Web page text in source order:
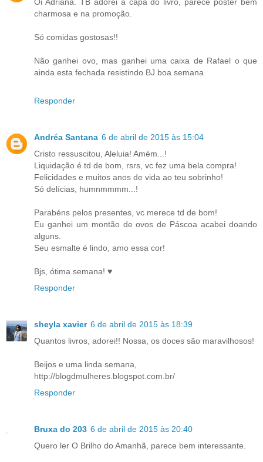
charmosa e na promoção.
Só comidas gostosas!!
Não ganhei ovo, mas ganhei uma caixa de Rafael o que
ainda esta fechada resistindo BJ boa semana
Responder
Andréa Santana 6 de abril de 2015 às 15:04
Cristo ressuscitou, Aleluia! Amém...!
Liquidação é td de bom, rsrs, vc fez uma bela compra!
Felicidades e muitos anos de vida ao teu sobrinho!
Só delícias, humnmmmm...!
Parabéns pelos presentes, vc merece td de bom!
Eu ganhei um montão de ovos de Páscoa acabei doando
alguns.
Seu esmalte é lindo, amo essa cor!
Bjs, ótima semana! ♥
Responder
sheyla xavier 6 de abril de 2015 às 18:39
Quantos livros, adorei!! Nossa, os doces são maravilhosos!
Beijos e uma linda semana,
http://blogdmulheres.blogspot.com.br/
Responder
Bruxa do 203 6 de abril de 2015 às 20:40
Quero ler O Brilho do Amanhã, parece bem interessante.